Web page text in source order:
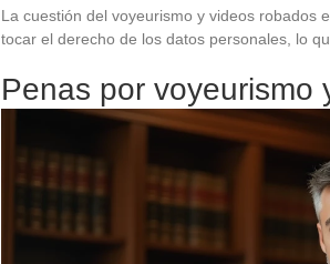
La cuestión del voyeurismo y videos robados
tocar el derecho de los datos personales, lo
Penas por voyeurismo